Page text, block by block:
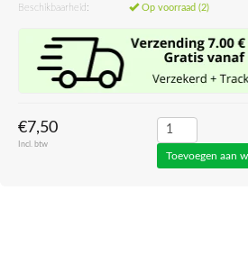
Beschikbaarheid:
Op voorraad (2)
€7,50
Incl. btw